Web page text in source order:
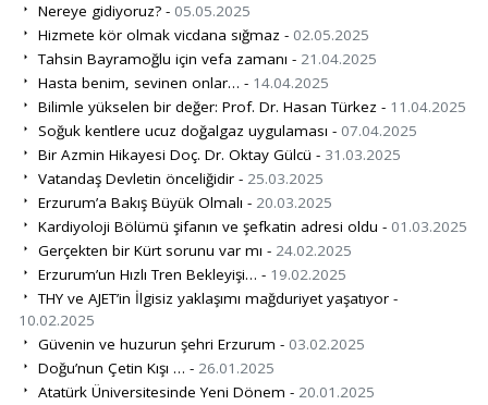
Nereye gidiyoruz? - 05.05.2025
Hizmete kör olmak vicdana sığmaz - 02.05.2025
Tahsin Bayramoğlu için vefa zamanı - 21.04.2025
Hasta benim, sevinen onlar… - 14.04.2025
Bilimle yükselen bir değer: Prof. Dr. Hasan Türkez - 11.04.2025
Soğuk kentlere ucuz doğalgaz uygulaması - 07.04.2025
Bir Azmin Hikayesi Doç. Dr. Oktay Gülcü - 31.03.2025
Vatandaş Devletin önceliğidir - 25.03.2025
Erzurum’a Bakış Büyük Olmalı - 20.03.2025
Kardiyoloji Bölümü şifanın ve şefkatin adresi oldu - 01.03.2025
Gerçekten bir Kürt sorunu var mı - 24.02.2025
Erzurum’un Hızlı Tren Bekleyişi… - 19.02.2025
THY ve AJET’in İlgisiz yaklaşımı mağduriyet yaşatıyor -
10.02.2025
Güvenin ve huzurun şehri Erzurum - 03.02.2025
Doğu’nun Çetin Kışı … - 26.01.2025
Atatürk Üniversitesinde Yeni Dönem - 20.01.2025